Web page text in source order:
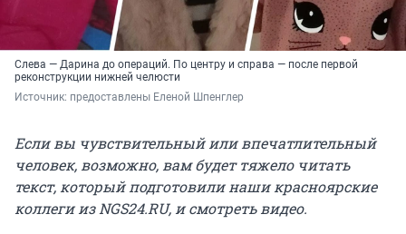
Слева — Дарина до операций. По центру и справа — после первой
реконструкции нижней челюсти
Источник: предоставлены Еленой Шпенглер
Если вы чувствительный или впечатлительный
человек, возможно, вам будет тяжело читать
текст, который подготовили наши красноярские
коллеги из NGS24.RU, и смотреть видео.